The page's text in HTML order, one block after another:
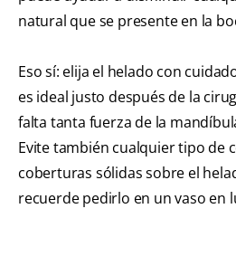
natural que se presente en la
Eso sí: elija el helado con
es ideal justo después de la
falta tanta fuerza de la
Evite también cualquier tipo de
coberturas sólidas sobre el
recuerde pedirlo en un vaso en